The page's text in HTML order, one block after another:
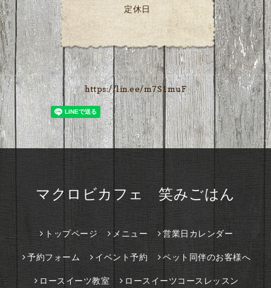
定休日
https://lin.ee/m7S1muF
マクロビカフェ 笑みごはん
トップページ メニュー 営業日カレンダー
予約フォーム イベント予約 ペット同伴のお客様へ
ロースイーツ教室 ロースイーツコースレッスン